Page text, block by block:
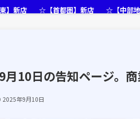
】新店 ☆【首都圏】新店 ☆【中部
10日の告知ページ。
2025年9月10日